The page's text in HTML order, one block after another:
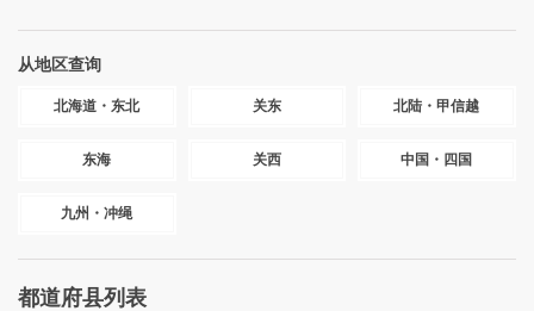
从地区查询
北海道・东北 关东 北陆・甲信越
东海 关西 中国・四国
九州・冲绳
都道府县列表